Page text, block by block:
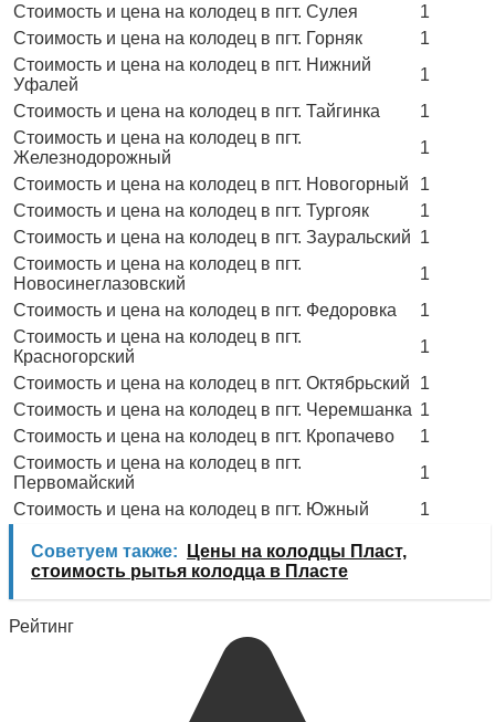
Стоимость и цена на колодец в пгт. Сулея
1
Стоимость и цена на колодец в пгт. Горняк
1
Стоимость и цена на колодец в пгт. Нижний
Уфалей
1
Стоимость и цена на колодец в пгт. Тайгинка
1
Стоимость и цена на колодец в пгт.
Железнодорожный
1
Стоимость и цена на колодец в пгт. Новогорный
1
Стоимость и цена на колодец в пгт. Тургояк
1
Стоимость и цена на колодец в пгт. Зауральский 1
Стоимость и цена на колодец в пгт.
Новосинеглазовский
1
Стоимость и цена на колодец в пгт. Федоровка
1
Стоимость и цена на колодец в пгт.
Красногорский
1
Стоимость и цена на колодец в пгт. Октябрьский
1
Стоимость и цена на колодец в пгт. Черемшанка 1
Стоимость и цена на колодец в пгт. Кропачево
1
Стоимость и цена на колодец в пгт.
Первомайский
1
Стоимость и цена на колодец в пгт. Южный
1
Советуем также:
Цены на колодцы Пласт,
стоимость рытья колодца в Пласте
Рейтинг